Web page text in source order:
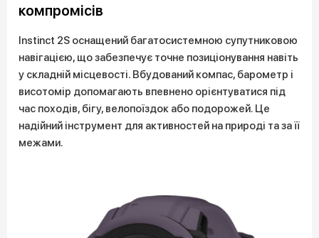
компромісів
Instinct 2S оснащений багатосистемною супутниковою
навігацією, що забезпечує точне позиціонування навіть
у складній місцевості. Вбудований компас, барометр і
висотомір допомагають впевнено орієнтуватися під
час походів, бігу, велопоїздок або подорожей. Це
надійний інструмент для активностей на природі та за її
межами.